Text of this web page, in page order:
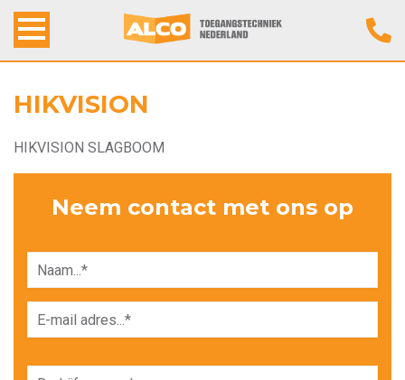
Contact
HIKVISION
HIKVISION SLAGBOOM
Neem contact met ons op